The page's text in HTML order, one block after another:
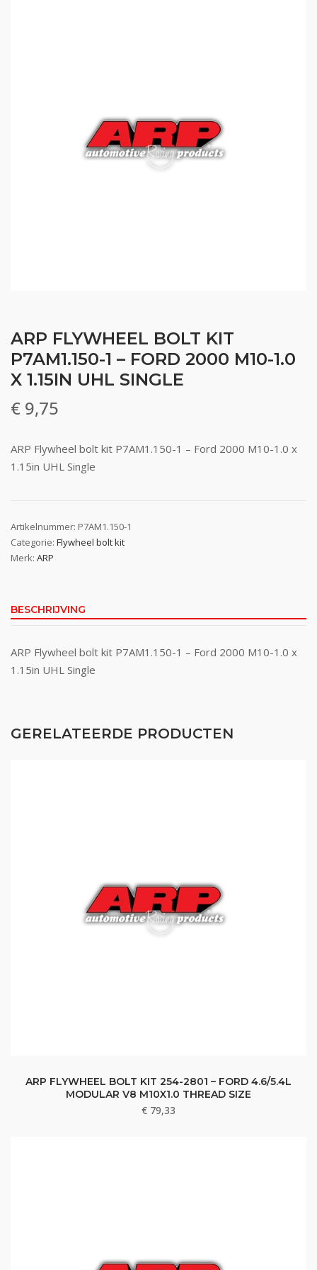
ARP FLYWHEEL BOLT KIT
P7AM1.150-1 – FORD 2000 M10-1.0
X 1.15IN UHL SINGLE
€ 9,75
ARP Flywheel bolt kit P7AM1.150-1 – Ford 2000 M10-1.0 x
1.15in UHL Single
Artikelnummer: P7AM1.150-1
Categorie: Flywheel bolt kit
Merk: ARP
BESCHRIJVING
ARP Flywheel bolt kit P7AM1.150-1 – Ford 2000 M10-1.0 x
1.15in UHL Single
GERELATEERDE PRODUCTEN
ARP FLYWHEEL BOLT KIT 254-2801 – FORD 4.6/5.4L
MODULAR V8 M10X1.0 THREAD SIZE
€ 79,33